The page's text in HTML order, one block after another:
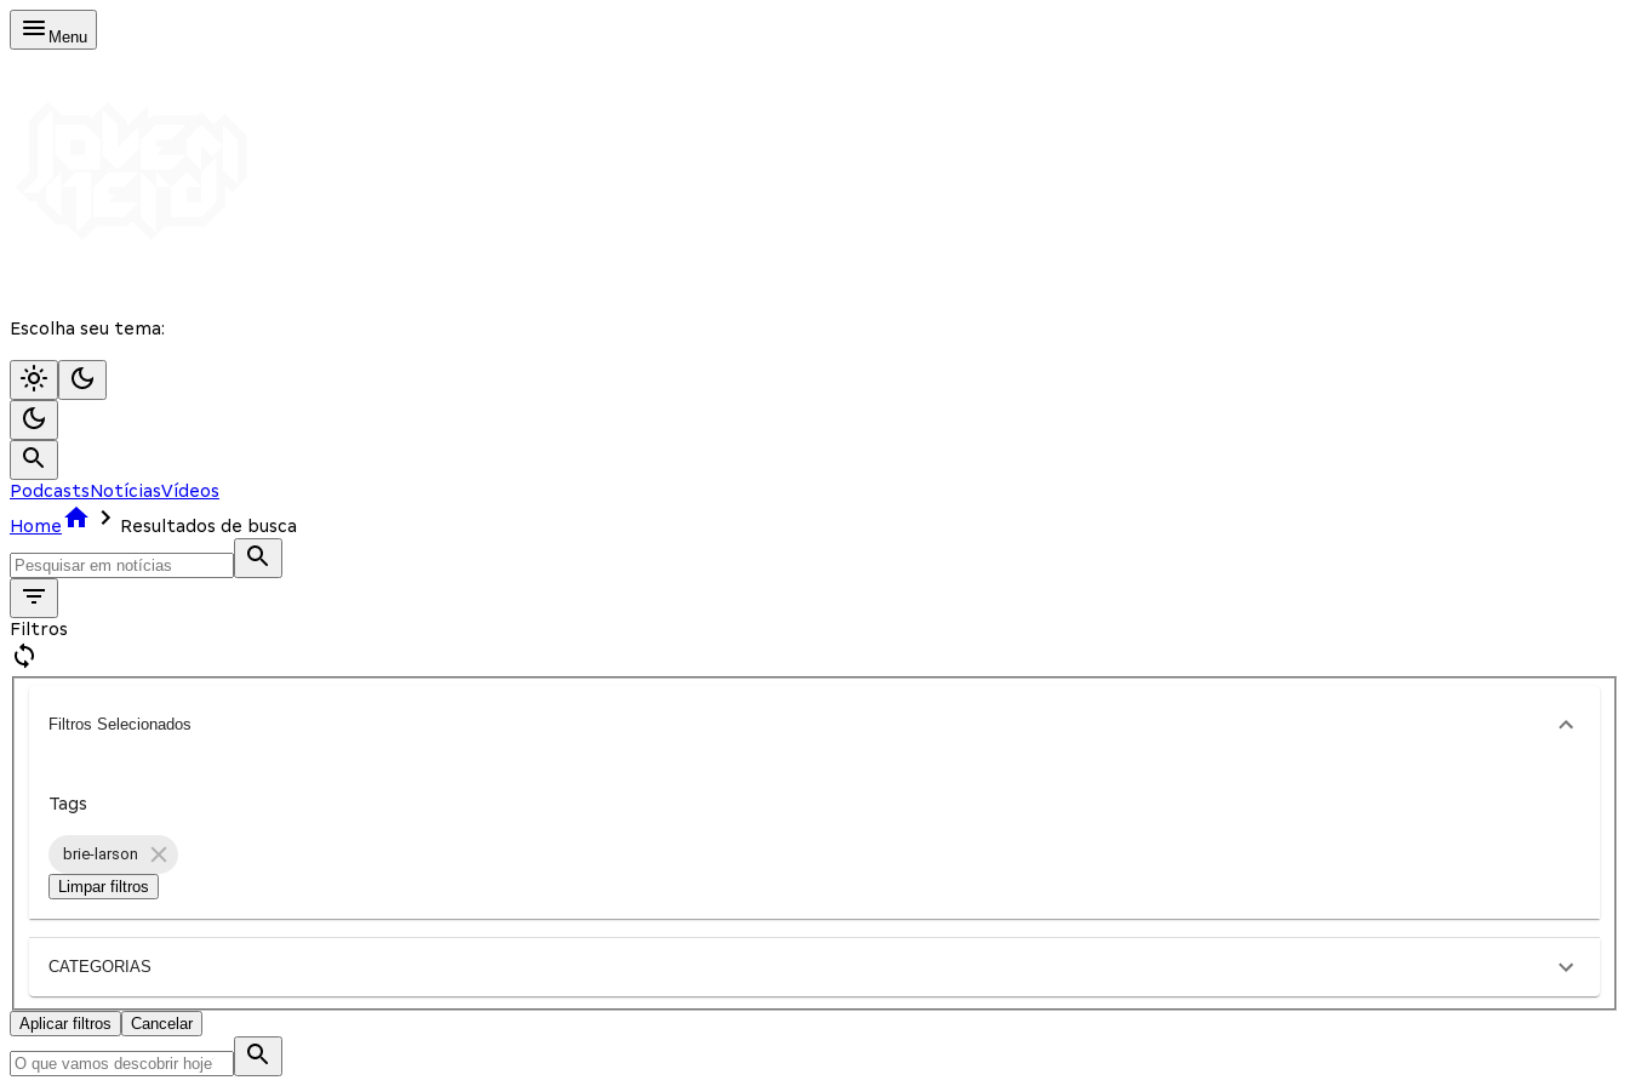
Menu
Escolha seu tema:
PodcastsNotíciasVídeos
Home
Resultados de busca
Filtros
Filtros Selecionados
Tags
brie-larson
Limpar filtros
CATEGORIAS
Aplicar filtros Cancelar